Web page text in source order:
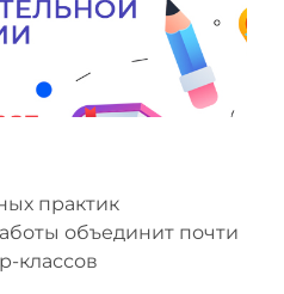
практик
объединит почти
классов